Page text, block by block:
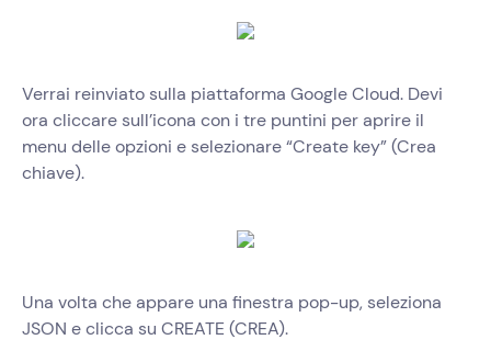
Verrai reinviato sulla piattaforma Google Cloud. Devi
ora cliccare sull’icona con i tre puntini per aprire il
menu delle opzioni e selezionare “Create key” (Crea
chiave).
Una volta che appare una finestra pop-up, seleziona
JSON e clicca su CREATE (CREA).